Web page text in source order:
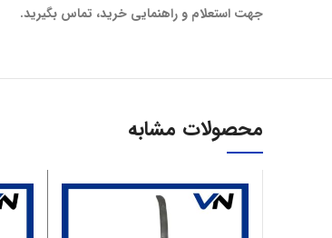
جهت استعلام و راهنمایی خرید، تماس بگیرید.
محصولات مشابه